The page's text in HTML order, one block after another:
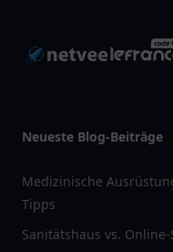
Neueste Blog-Beiträge
Medizinische
Tipps
Sanitätshaus vs.